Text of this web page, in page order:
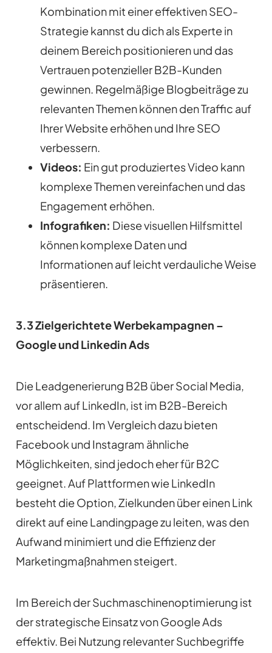
Kombination mit einer effektiven SEO-
Strategie kannst du dich als Experte in
deinem Bereich positionieren und das
Vertrauen potenzieller B2B-Kunden
gewinnen. Regelmäßige Blogbeiträge zu
relevanten Themen können den Traffic auf
Ihrer Website erhöhen und Ihre SEO
verbessern.
Videos: Ein gut produziertes Video kann
komplexe Themen vereinfachen und das
Engagement erhöhen.
Infografiken: Diese visuellen Hilfsmittel
können komplexe Daten und
Informationen auf leicht verdauliche Weise
präsentieren.
3.3 Zielgerichtete Werbekampagnen –
Google und Linkedin Ads
Die Leadgenerierung B2B über Social Media,
vor allem auf LinkedIn, ist im B2B-Bereich
entscheidend. Im Vergleich dazu bieten
Facebook und Instagram ähnliche
Möglichkeiten, sind jedoch eher für B2C
geeignet. Auf Plattformen wie LinkedIn
besteht die Option, Zielkunden über einen Link
direkt auf eine Landingpage zu leiten, was den
Aufwand minimiert und die Effizienz der
Marketingmaßnahmen steigert.
Im Bereich der Suchmaschinenoptimierung ist
der strategische Einsatz von Google Ads
effektiv. Bei Nutzung relevanter Suchbegriffe